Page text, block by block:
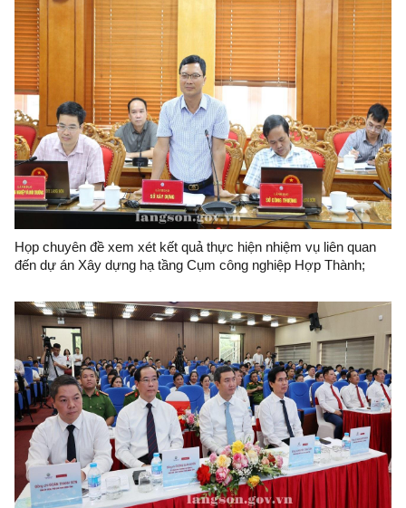
Họp chuyên đề xem xét kết quả thực hiện nhiệm vụ liên quan
đến dự án Xây dựng hạ tầng Cụm công nghiệp Hợp Thành;
kỹ thuật phục vụ giải phóng mặt bằng dự án Khu công nghiệp
VSIP Lạng Sơn